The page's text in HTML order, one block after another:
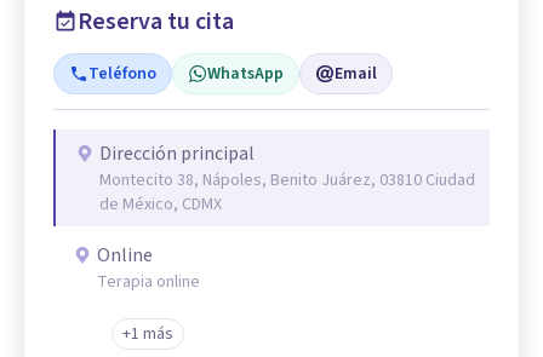
Reserva tu cita
Teléfono WhatsApp Email
Dirección principal
Montecito 38, Nápoles, Benito Juárez, 03810 Ciudad
de México, CDMX
Online
Terapia online
+1 más